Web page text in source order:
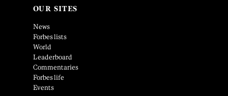
OUR SITES
News
Forbes lists
World
Leaderboard
Commentaries
Forbes life
Events